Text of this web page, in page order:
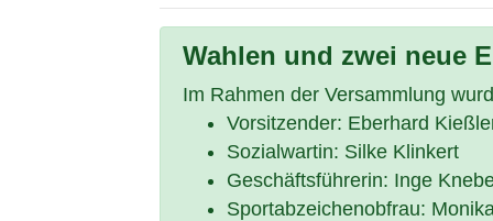
Wahlen und zwei neue
Im Rahmen der Versammlung
Vorsitzender: Eberhard
Sozialwartin: Silke Klinkert
Geschäftsführerin: Inge
Sportabzeichenobfrau: